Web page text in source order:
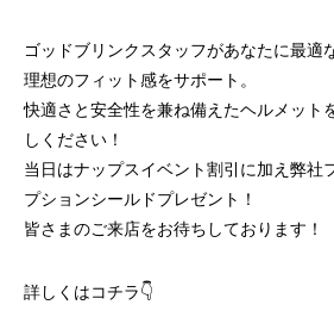
ゴッドブリンクスタッフがあなたに最適
理想のフィット感をサポート。
快適さと安全性を兼ね備えたヘルメット
しください！
当日はナップスイベント割引に加え弊社
プションシールドプレゼント！
皆さまのご来店をお待ちしております！
詳しくはコチラ👇